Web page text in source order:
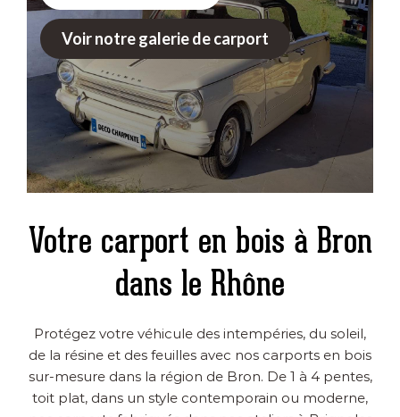
Voir notre galerie de carport
Votre carport en bois à Bron
dans le Rhône
Protégez votre véhicule des intempéries, du soleil,
de la résine et des feuilles avec nos carports en bois
sur-mesure dans la région de Bron. De 1 à 4 pentes,
toit plat, dans un style contemporain ou moderne,